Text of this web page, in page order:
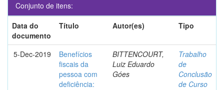
Conjunto de itens:
Data do
documento
Título Autor(es) Tipo
5-Dec-2019
Benefícios
fiscais da
pessoa com
deficiência:
BITTENCOURT,
Luiz Eduardo
Góes
Trabalho
de
Conclusão
de Curso